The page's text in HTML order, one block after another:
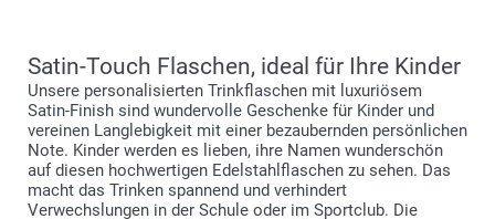
Satin-Touch Flaschen, ideal für Ihre Kinder
Unsere personalisierten Trinkflaschen mit luxuriösem
Satin-Finish sind wundervolle Geschenke für Kinder und
vereinen Langlebigkeit mit einer bezaubernden persönlichen
Note. Kinder werden es lieben, ihre Namen wunderschön
auf diesen hochwertigen Edelstahlflaschen zu sehen. Das
macht das Trinken spannend und verhindert
Verwechslungen in der Schule oder im Sportclub. Die